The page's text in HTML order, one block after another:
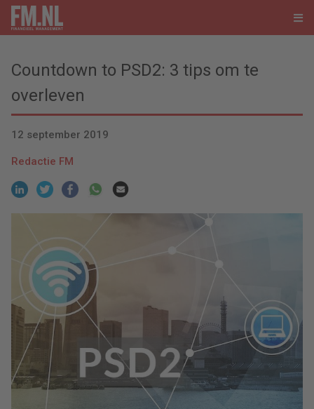
Countdown to PSD2: 3 tips om te
overleven
12 september 2019
Redactie FM